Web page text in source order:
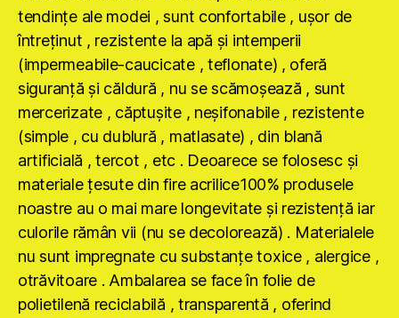
tendinţe ale modei , sunt confortabile , uşor de
întreţinut , rezistente la apă şi intemperii
(impermeabile-caucicate , teflonate) , oferă
siguranţă şi căldură , nu se scămoşează , sunt
mercerizate , căptuşite , neşifonabile , rezistente
(simple , cu dublură , matlasate) , din blană
artificială , tercot , etc . Deoarece se folosesc şi
materiale ţesute din fire acrilice100% produsele
noastre au o mai mare longevitate şi rezistenţă iar
culorile rămân vii (nu se decolorează) . Materialele
nu sunt impregnate cu substanţe toxice , alergice ,
otrăvitoare . Ambalarea se face în folie de
polietilenă reciclabilă , transparentă , oferind